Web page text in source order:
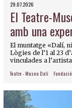
29.07.2026
El Teatre-
amb una
El muntatge «Dalí,
Lògies de l’1 al 23
vinculades a l’artista
Teatre - Museu Dalí